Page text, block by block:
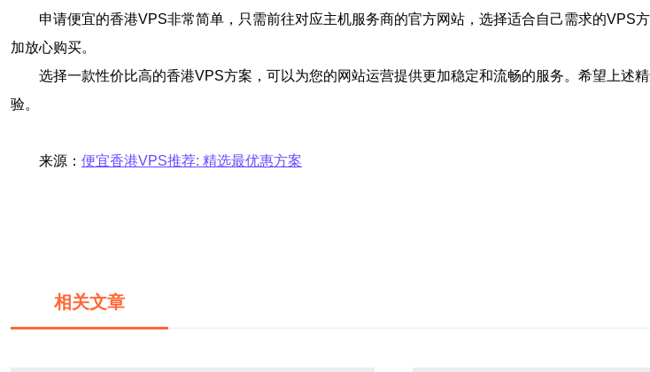
申请便宜的香港VPS非常简单，只需前往对应主机服务商的官方网站，选择适合自己需求的
加放心购买。
选择一款性价比高的香港VPS方案，可以为您的网站运营提供更加稳定和流畅的服务。希望上
验。
来源： 便宜香港VPS推荐: 精选最优惠方案
相关文章